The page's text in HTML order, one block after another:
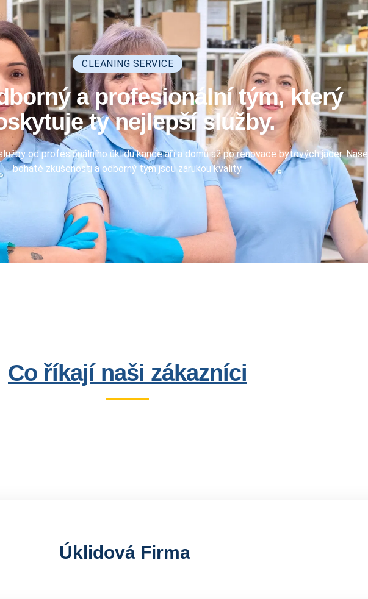
CLEANING SERVICE
a profesionální tým, který
ty nejlepší služby.
od profesionálního úklidu kanceláří a domů až po renovace bytových jader. Naše
bohaté zkušenosti a odborný tým jsou zárukou kvality.
Co říkají naši zákazníci
Úklidová Firma